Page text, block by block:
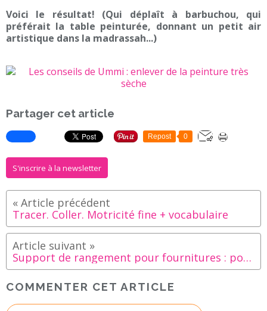
Voici le résultat! (Qui déplaît à barbuchou, qui
préférait la table peinturée, donnant un petit air
artistique dans la madrassah...)
Partager cet article
Repost 0
S'inscrire à la newsletter
Tracer. Coller. Motricité fine + vocabulaire
Support de rangement pour fournitures : pots à crayon + barquettes
COMMENTER CET ARTICLE